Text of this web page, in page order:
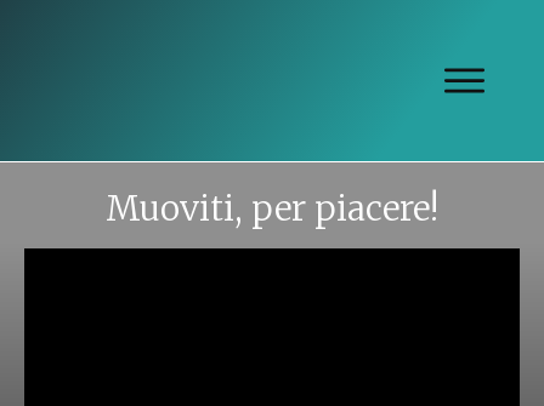
Muoviti, per piacere!